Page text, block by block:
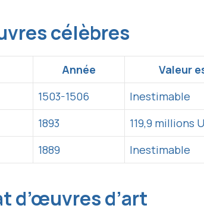
célèbres
Année Valeur
1503-1506 Inestimable
1893 119,9 millions
1889 Inestimable
d’œuvres d’art